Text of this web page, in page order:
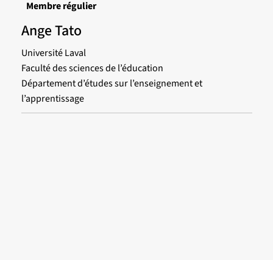
Membre régulier
Ange Tato
Université Laval
Faculté des sciences de l’éducation
Département d’études sur l’enseignement et
l’apprentissage